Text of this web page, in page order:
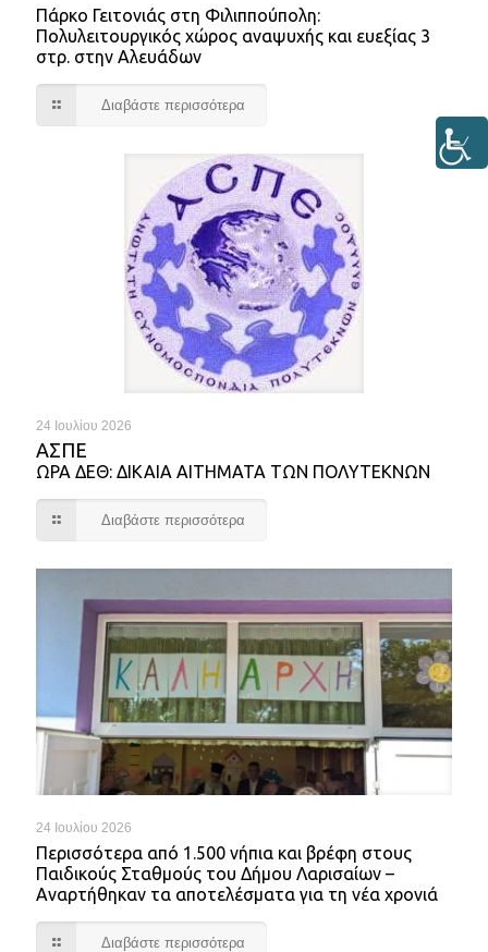
Πάρκο Γειτονιάς στη Φιλιππούπολη:
Πολυλειτουργικός χώρος αναψυχής και ευεξίας 3
στρ. στην Αλευάδων
Διαβάστε περισσότερα
24 Ιουλίου 2026
ΑΣΠΕ
ΩΡΑ ΔΕΘ: ΔΙΚΑΙΑ ΑΙΤΗΜΑΤΑ ΤΩΝ ΠΟΛΥΤΕΚΝΩΝ
Διαβάστε περισσότερα
24 Ιουλίου 2026
Περισσότερα από 1.500 νήπια και βρέφη στους
Παιδικούς Σταθμούς του Δήμου Λαρισαίων –
Αναρτήθηκαν τα αποτελέσματα για τη νέα χρονιά
Διαβάστε περισσότερα